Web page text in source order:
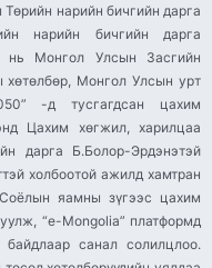
нарийн бичгийн дарга
нарийн бичгийн дарга
нь Монгол Улсын Засгийн
Монгол Улсын урт
-д тусгагдсан цахим
Цахим хөгжил, харилцаа
дарга Б.Болор-Эрдэнэтэй
холбоотой ажилд хамтран
яамны зүгээс цахим
“e-Mongolia” платформд
байдлаар санал солилцлоо.